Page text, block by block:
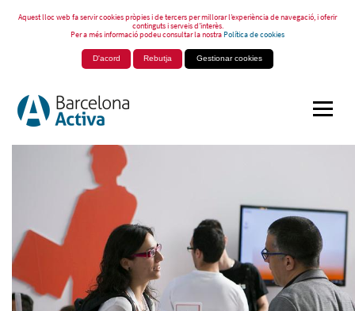
Aquest lloc web fa servir cookies pròpies i de tercers per millorar l’experiència de navegació, i oferir
continguts i serveis d’interès.
Per a més informació podeu consultar la nostraPolítica de cookies
D'acord Rebutja Gestionar cookies